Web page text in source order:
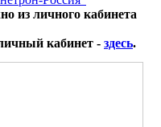
из личного кабинета
кабинет - здесь.